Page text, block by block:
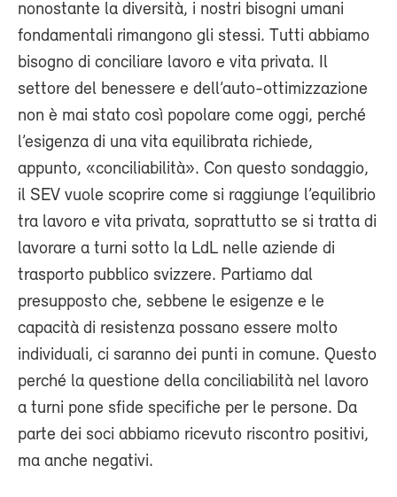
nonostante la diversità, i nostri bisogni umani
fondamentali rimangono gli stessi. Tutti abbiamo
bisogno di conciliare lavoro e vita privata. Il
settore del benessere e dell’auto-ottimizzazione
non è mai stato così popolare come oggi, perché
l’esigenza di una vita equilibrata richiede,
appunto, «conciliabilità». Con questo sondaggio,
il SEV vuole scoprire come si raggiunge l’equilibrio
tra lavoro e vita privata, soprattutto se si tratta di
lavorare a turni sotto la LdL nelle aziende di
trasporto pubblico svizzere. Partiamo dal
presupposto che, sebbene le esigenze e le
capacità di resistenza possano essere molto
individuali, ci saranno dei punti in comune. Questo
perché la questione della conciliabilità nel lavoro
a turni pone sfide specifiche per le persone. Da
parte dei soci abbiamo ricevuto riscontro positivi,
ma anche negativi.